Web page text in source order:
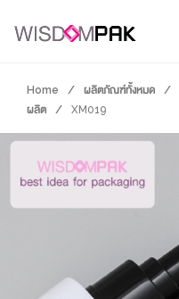
Home / ผลิตภัณฑ์ทั้งหมด /
ผลิต
/ XM019